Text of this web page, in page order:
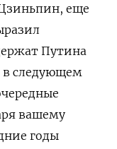
еще
Путина
в следующем
вашему
годы